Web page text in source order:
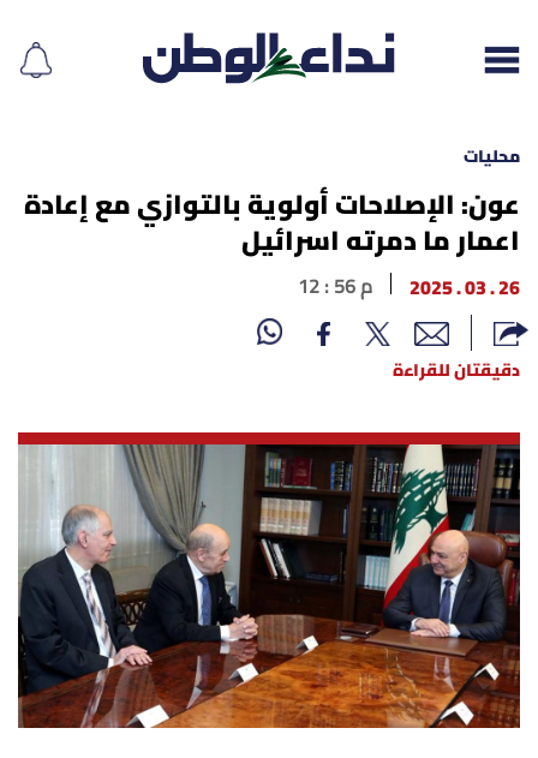
إقرأ الجريدة
لبنان
الغلاف
نداء اليوم
محليات
أسرار
متفرقات
نداء القرّاء
محليات
عون: الإصلاحات أولوية بالتوازي مع إعادة
اعمار ما دمرته اسرائيل
26 . 03 . 2025 12 : 56 م
دقيقتان للقراءة